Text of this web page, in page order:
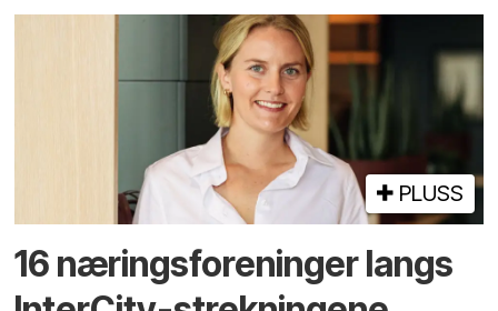
PLUSS
16 næringsforeninger langs